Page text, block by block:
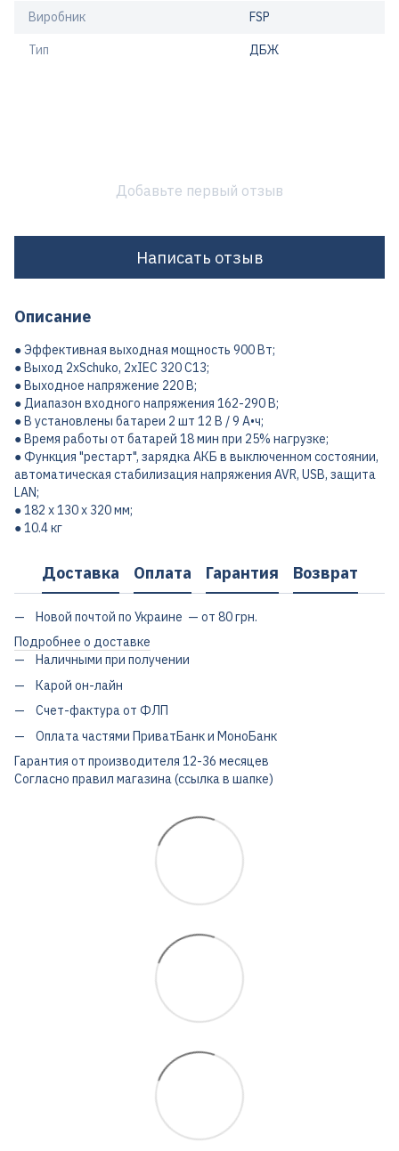
Виробник FSP
Тип ДБЖ
Добавьте первый отзыв
Написать отзыв
Описание
● Эффективная выходная мощность 900 Вт;
● Выход 2xSchuko, 2xIEC 320 C13;
● Выходное напряжение 220 В;
● Диапазон входного напряжения 162-290 В;
● B установлены батареи 2 шт 12 В / 9 А•ч;
● Время работы от батарей 18 мин при 25% нагрузке;
● Функция "рестарт", зарядка АКБ в выключенном состоянии,
автоматическая стабилизация напряжения AVR, USB, защита
LAN;
● 182 x 130 x 320 мм;
● 10.4 кг
Доставка Оплата Гарантия Возврат
Новой почтой по Украине — от 80 грн.
Подробнее о доставке
Наличными при получении
Карой он-лайн
Счет-фактура от ФЛП
Оплата частями ПриватБанк и МоноБанк
Гарантия от производителя 12-36 месяцев
Согласно правил магазина (ссылка в шапке)